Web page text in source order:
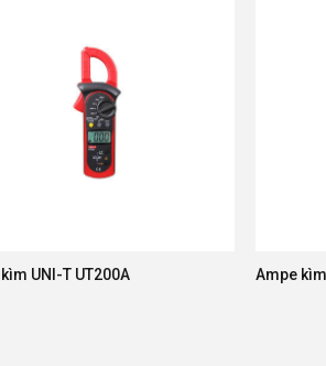
UNI-T UT200A Ampe